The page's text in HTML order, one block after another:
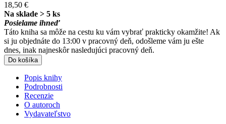
18,50 €
Na sklade > 5 ks
Posielame ihneď
Táto kniha sa môže na cestu ku vám vybrať prakticky okamžite! Ak
si ju objednáte do 13:00 v pracovný deň, odošleme vám ju ešte
dnes, inak najneskôr nasledujúci pracovný deň.
Do košíka
Popis knihy
Podrobnosti
Recenzie
O autoroch
Vydavateľstvo